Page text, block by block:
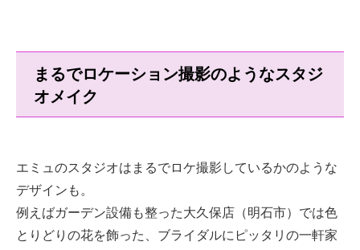
まるでロケーション撮影のようなスタジ
オメイク
エミュのスタジオはまるでロケ撮影しているかのような
デザインも。
例えばガーデン設備も整った大久保店（明石市）では色
とりどりの花を飾った、ブライダルにピッタリの一軒家